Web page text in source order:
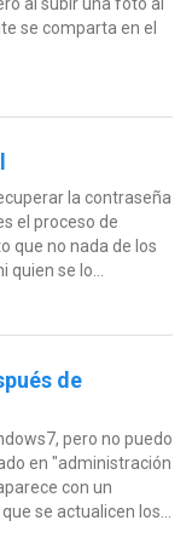
al subir una foto al
se comparta en el
la contraseña
el proceso de
que no nada de los
quien se lo...
de
pero no puedo
en "administración
con un
se actualicen los...